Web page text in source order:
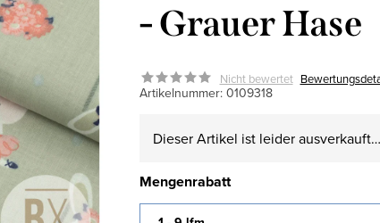
- Grauer Hase
Nicht bewertet
Artikelnummer: 0109318
Dieser Artikel ist leider ausverkauft…
Mengenrabatt